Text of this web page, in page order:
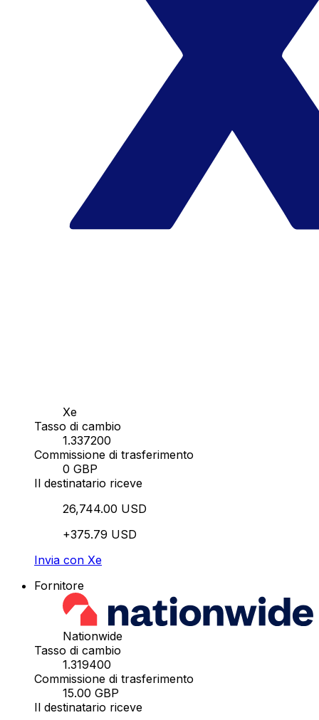
Xe
Tasso di cambio
1.337200
Commissione di trasferimento
0 GBP
Il destinatario riceve
26,744.00 USD
+375.79 USD
Invia con Xe
Fornitore
Nationwide
Tasso di cambio
1.319400
Commissione di trasferimento
15.00 GBP
Il destinatario riceve